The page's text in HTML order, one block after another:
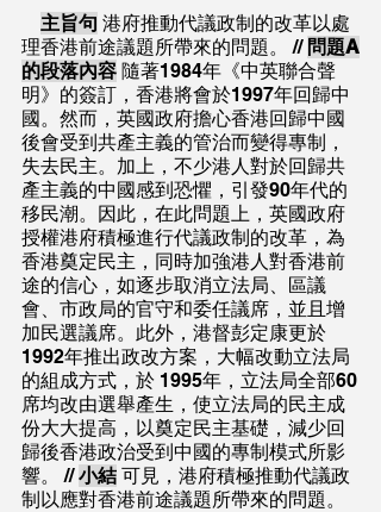
主旨句 港府推動代議政制的改革以處
理香港前途議題所帶來的問題。 // 問題A
的段落內容 隨著1984年《中英聯合聲
明》的簽訂，香港將會於1997年回歸中
國。然而，英國政府擔心香港回歸中國
後會受到共產主義的管治而變得專制，
失去民主。加上，不少港人對於回歸共
產主義的中國感到恐懼，引發90年代的
移民潮。因此，在此問題上，英國政府
授權港府積極進行代議政制的改革，為
香港奠定民主，同時加強港人對香港前
途的信心，如逐步取消立法局、區議
會、市政局的官守和委任議席，並且增
加民選議席。此外，港督彭定康更於
1992年推出政改方案，大幅改動立法局
的組成方式，於 1995年，立法局全部60
席均改由選舉產生，使立法局的民主成
份大大提高，以奠定民主基礎，減少回
歸後香港政治受到中國的專制模式所影
響。 // 小結 可見，港府積極推動代議政
制以應對香港前途議題所帶來的問題。